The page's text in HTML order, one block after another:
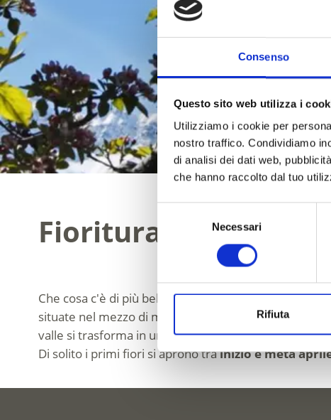
Consenso
Questo sito web utilizza i
Utilizziamo i cookie per
nostro traffico. Condividiamo
di analisi dei dati web,
che hanno raccolto dal tuo
del
consenso
Necessari
Rifiuta
Fioritura nella Bassa
Che cosa c'è di più bello della meraviglia di fiori della
situate nel mezzo di meleti. La
fioritura dei meli in
valle si trasforma in un mare di fiori bianchi e rosa.
Di solito i primi fiori si aprono trainizio e metà